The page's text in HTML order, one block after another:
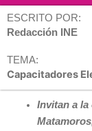
ESCRITO POR:
Redacción INE
TEMA:
Capacitadores
Invitan a la